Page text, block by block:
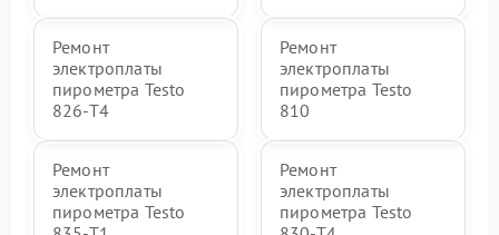
Ремонт
электроплаты
пирометра Testo
826-T4
Ремонт
электроплаты
пирометра Testo
810
Ремонт
электроплаты
пирометра Testo
Ремонт
электроплаты
пирометра Testo